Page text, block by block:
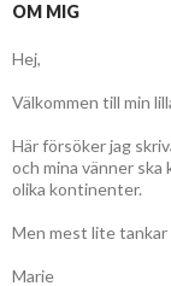
OM MIG
Hej,
Välkommen till min
Här försöker jag
och mina vänner
olika kontinenter.
Men mest lite tankar
Marie